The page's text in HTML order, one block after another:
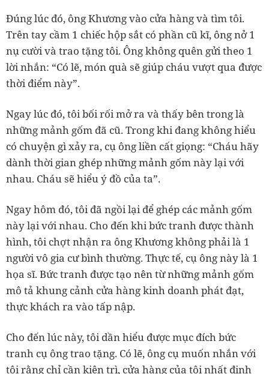
Đúng lúc đó, ông Khương vào cửa hàng và tìm tôi.
Trên tay cầm 1 chiếc hộp sắt có phần cũ kĩ, ông nở 1
nụ cười và trao tặng tôi. Ông không quên gửi theo 1
lời nhắn: “Có lẽ, món quà sẽ giúp cháu vượt qua được
thời điểm này”.
Ngay lúc đó, tôi bối rối mở ra và thấy bên trong là
những mảnh gốm đã cũ. Trong khi đang không hiểu
có chuyện gì xảy ra, cụ ông liền cất giọng: “Cháu hãy
dành thời gian ghép những mảnh gốm này lại với
nhau. Cháu sẽ hiểu ý đồ của ta”.
Ngay hôm đó, tôi đã ngồi lại để ghép các mảnh gốm
này lại với nhau. Cho đến khi bức tranh được thành
hình, tôi chợt nhận ra ông Khương không phải là 1
người vô gia cư bình thường. Thực tế, cụ ông này là 1
họa sĩ. Bức tranh được tạo nên từ những mảnh gốm
mô tả khung cảnh cửa hàng kinh doanh phát đạt,
thực khách ra vào tấp nập.
Cho đến lúc này, tôi dần hiểu được mục đích bức
tranh cụ ông trao tặng. Có lẽ, ông cụ muốn nhắn với
tôi rằng chỉ cần kiên trì, cửa hàng của tôi nhất định